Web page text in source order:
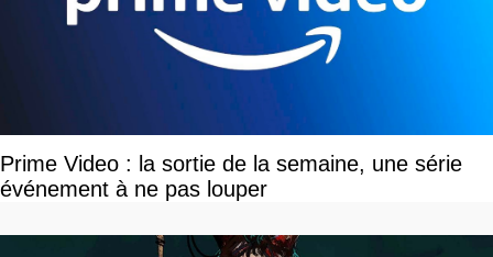
Prime Video : la sortie de la semaine, une série
événement à ne pas louper